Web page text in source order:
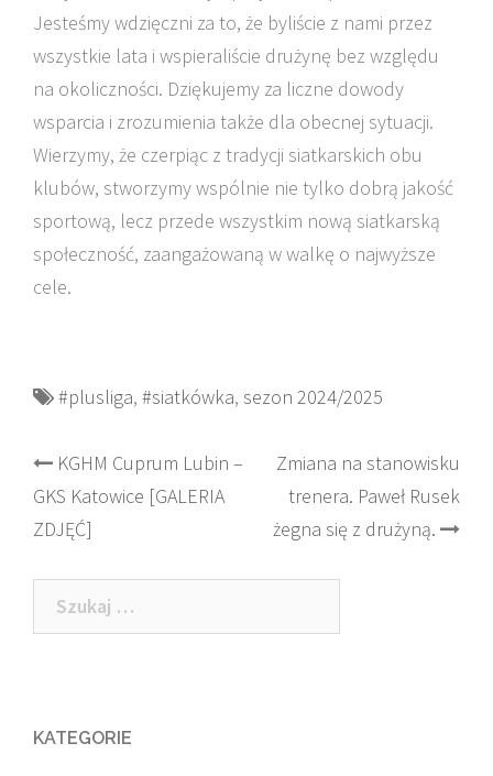
Jesteśmy wdzięczni za to, że byliście z nami przez
wszystkie lata i wspieraliście drużynę bez względu
na okoliczności. Dziękujemy za liczne dowody
wsparcia i zrozumienia także dla obecnej sytuacji.
Wierzymy, że czerpiąc z tradycji siatkarskich obu
klubów, stworzymy wspólnie nie tylko dobrą jakość
sportową, lecz przede wszystkim nową siatkarską
społeczność, zaangażowaną w walkę o najwyższe
cele.
#plusliga, #siatkówka, sezon 2024/2025
Post
navigation
KGHM Cuprum Lubin –
GKS Katowice [GALERIA
ZDJĘĆ]
Zmiana na stanowisku
trenera. Paweł Rusek
żegna się z drużyną.
Szukaj:
KATEGORIE